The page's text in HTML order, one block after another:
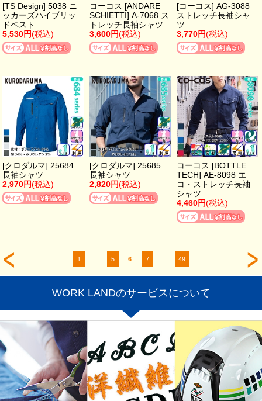
[TS Design] 5038 ニ
ッカーズハイブリッ
ドベスト
5,530円(税込)
コーコス [ANDARE
SCHIETTI] A-7068 ス
トレッチ長袖シャツ
3,600円(税込)
[コーコス] AG-3088
ストレッチ長袖シャ
ツ
3,770円(税込)
[クロダルマ] 25684
長袖シャツ
2,970円(税込)
[クロダルマ] 25685
長袖シャツ
2,820円(税込)
コーコス [BOTTLE
TECH] AE-8098 エ
コ・ストレッチ長袖
シャツ
4,460円(税込)
1 5 6 7 49
WORK LANDのサービスについて